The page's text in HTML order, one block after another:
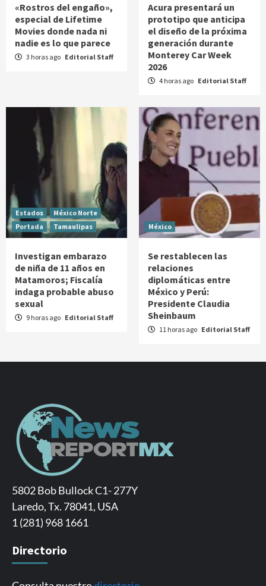
«Rostros del engaño»,
especial de Lifetime
Movies donde nada ni
nadie es lo que parece
3 horas ago Editorial Staff
Acura presentará un
prototipo que anticipa
el diseño de la próxima
generación durante
Monterey Car Week
2026
4 horas ago Editorial Staff
Estados
México Norte
Portada
Tamaulipas
Investigan embarazo
de niña de 11 años en
Matamoros; Fiscalía
indaga probable abuso
sexual
9 horas ago Editorial Staff
México
Se restablecen las
relaciones
diplomáticas entre
México y Perú:
Presidente Claudia
Sheinbaum
11 horas ago Editorial Staff
5802 Bob Bullock C1- 277Y
Laredo, Tx. 78041, USA
1 (281) 968 1661
Directorio